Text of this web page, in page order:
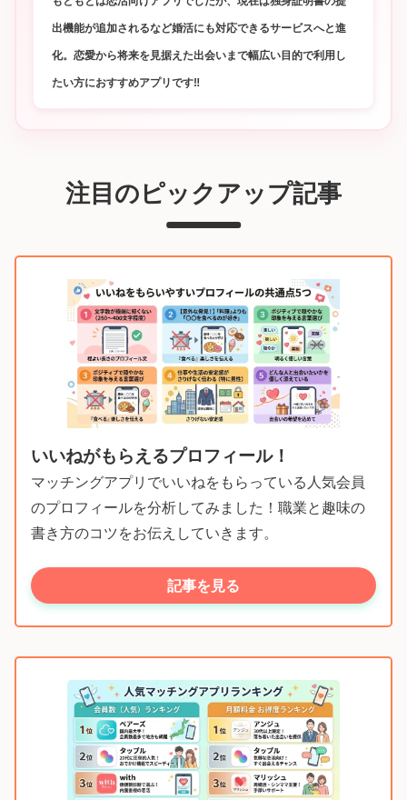
出機能が追加されるなど婚活にも対応できるサービスへと進
化。恋愛から将来を見据えた出会いまで幅広い目的で利用し
たい方におすすめアプリです‼
注目のピックアップ記事
いいねがもらえるプロフィール！
マッチングアプリでいいねをもらっている人気会員
のプロフィールを分析してみました！職業と趣味の
書き方のコツをお伝えしていきます。
記事を見る